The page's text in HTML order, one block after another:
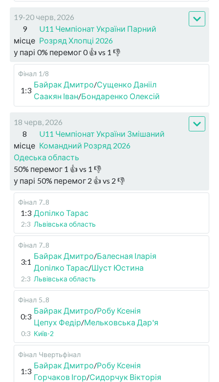
19-20 черв, 2026
9
місце
U11 Чемпіонат України Парний
Розряд Хлопці 2026
у парі 0% перемог0👍 vs 1 👎
Фінал 1/8
1:3
Байрак Дмитро/Сущенко Данііл
Саакян Іван/Бондаренко Олексій
18 черв, 2026
8
місце
U11 Чемпіонат України Змішаний
Командний Розряд 2026
Одеська область
50% перемог 1 👍 vs 1 👎
у парі 50% перемог 2 👍 vs 2 👎
Фінал 7..8
1:3 Допілко Тарас
2:3 Львівська область
Фінал 7..8
3:1
Байрак Дмитро/Балесная Іларія
Допілко Тарас/Шуст Юстина
2:3 Львівська область
Фінал 5..8
0:3
Байрак Дмитро/Робу Ксенія
Цепух Федір/Мельковська Дар'я
0:3 Київ-2
Фінал Чвертьфінал
1:3
Байрак Дмитро/Робу Ксенія
Горчаков Ігор/Сидорчук Вікторія